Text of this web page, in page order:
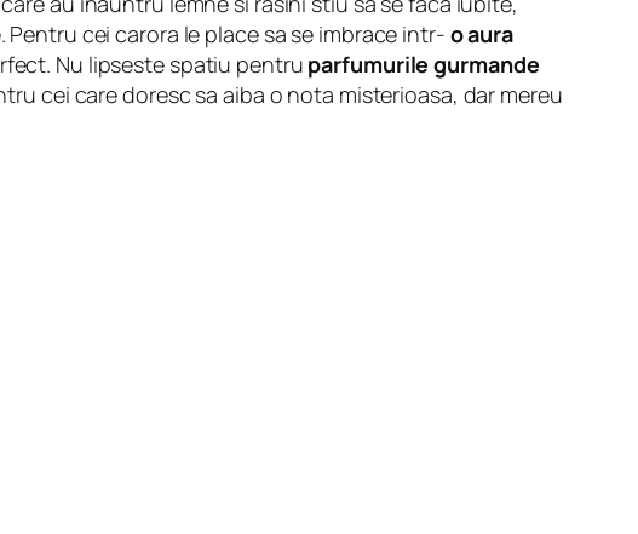
cei carora le place sa se imbrace intr- o aura
Nu lipseste spatiu pentru parfumurile gurmande
cei care doresc sa aiba o nota misterioasa, dar mereu